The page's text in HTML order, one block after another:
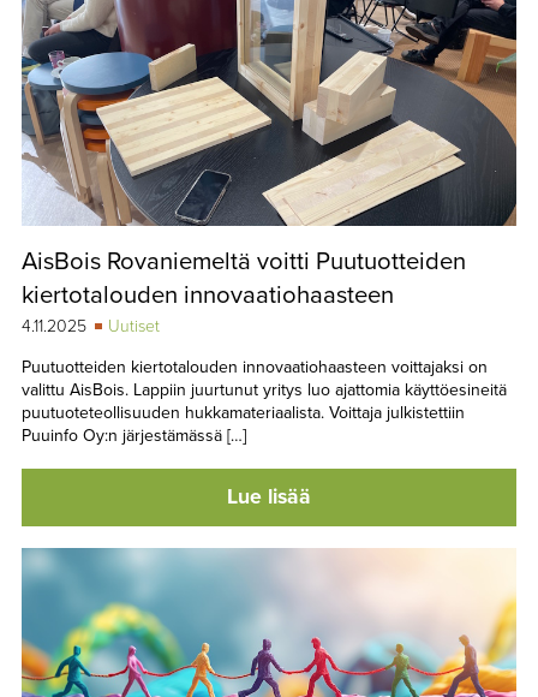
AisBois Rovaniemeltä voitti Puutuotteiden
kiertotalouden innovaatiohaasteen
4.11.2025
Uutiset
Puutuotteiden kiertotalouden innovaatiohaasteen voittajaksi on
valittu AisBois. Lappiin juurtunut yritys luo ajattomia käyttöesineitä
puutuoteteollisuuden hukkamateriaalista. Voittaja julkistettiin
Puuinfo Oy:n järjestämässä […]
Lue lisää